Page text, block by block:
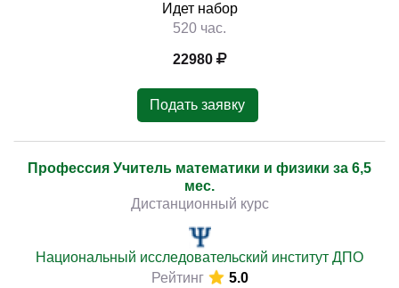
Идет набор
520 час.
22980
Подать заявку
Профессия Учитель математики и физики за 6,5
мес.
Дистанционный курс
Национальный исследовательский институт ДПО
Рейтинг
5.0